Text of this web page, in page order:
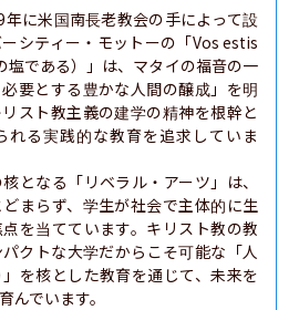
程 中学校教育コース 国語領域
程 中学校教育コース 社会領域
程 中学校教育コース 数学領域
程 中学校教育コース 理科領域
程 中学校教育コース 美術領域
程 中学校教育コース 保健体育領域
程 中学校教育コース 技術領域
に米国南長老教会の手によって設
シティー・モットーの「Vos estis
である）」は、マタイの福音の一
要とする豊かな人間の醸成」を明
スト教主義の建学の精神を根幹と
れる実践的な教育を追求していま
となる「リベラル・アーツ」は、
まらず、学生が社会で主体的に生
を当てています。キリスト教の教
クトな大学だからこそ可能な「人
を核とした教育を通じて、未来を
んでいます。